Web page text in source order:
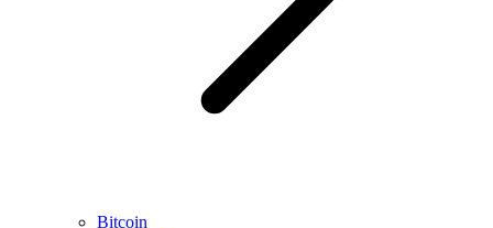
Bitcoin